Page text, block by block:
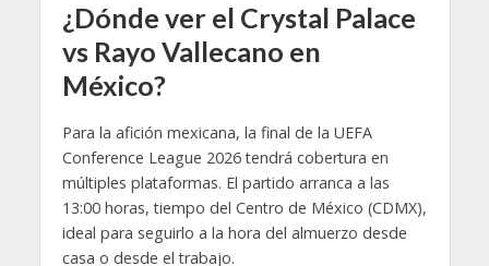
¿Dónde ver el Crystal Palace
vs Rayo Vallecano en
México?
Para la afición mexicana, la final de la UEFA
Conference League 2026 tendrá cobertura en
múltiples plataformas. El partido arranca a las
13:00 horas, tiempo del Centro de México (CDMX),
ideal para seguirlo a la hora del almuerzo desde
casa o desde el trabajo.